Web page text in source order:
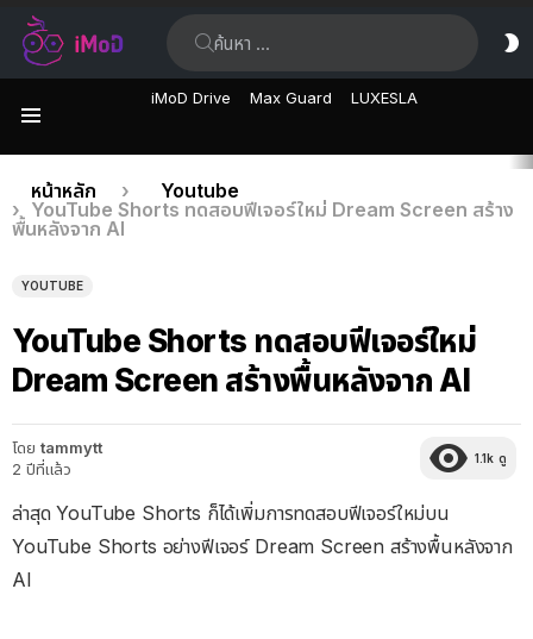
iMoD Drive Max Guard LUXESLA
เรื่อง
ล่าสุด
คุณอยู่ที่นี่:
หน้าหลัก
Youtube
YouTube Shorts ทดสอบฟีเจอร์ใหม่ Dream Screen สร้าง
พื้นหลังจาก AI
YOUTUBE
YouTube Shorts ทดสอบฟีเจอร์ใหม่
Dream Screen สร้างพื้นหลังจาก AI
โดย tammytt
2 ปีที่แล้ว
1.1k ดู
ล่าสุด YouTube Shorts ก็ได้เพิ่มการทดสอบฟีเจอร์ใหม่บน
YouTube Shorts อย่างฟีเจอร์ Dream Screen สร้างพื้นหลังจาก
AI